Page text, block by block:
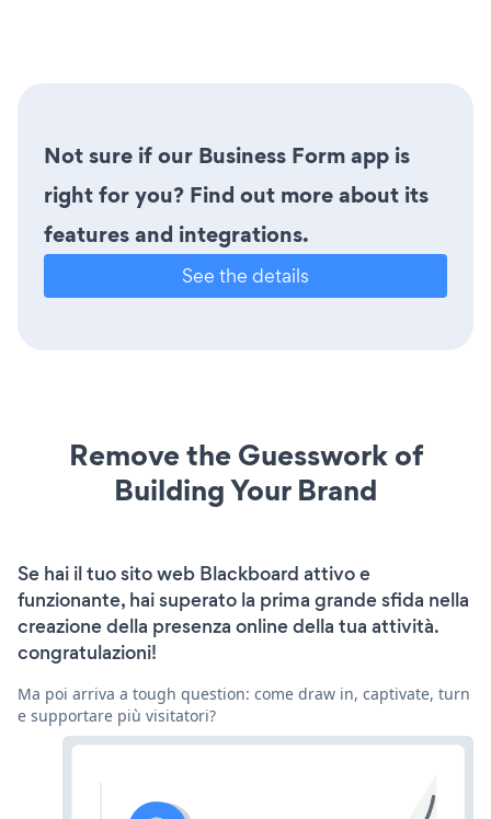
Not sure if our Business Form app is
right for you? Find out more about its
features and integrations.
See the details
Remove the Guesswork of
Building Your Brand
Se hai il tuo sito web Blackboard attivo e
funzionante, hai superato la prima grande sfida nella
creazione della presenza online della tua attività.
congratulazioni!
Ma poi arriva a tough question: come draw in, captivate, turn
e supportare più visitatori?